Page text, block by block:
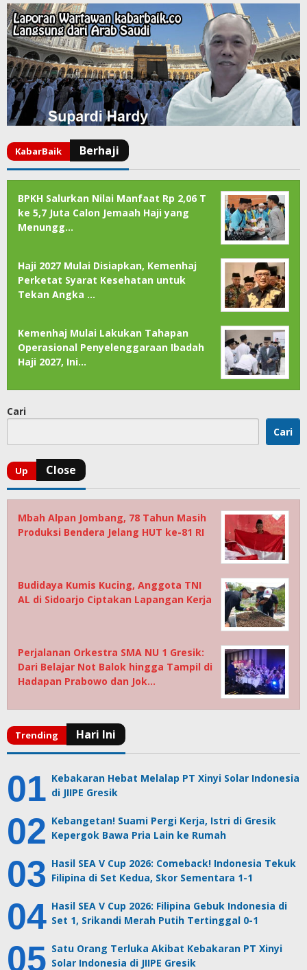
BPKH Salurkan Nilai Manfaat Rp 2,06 T
ke 5,7 Juta Calon Jemaah Haji yang
Menungg…
Haji 2027 Mulai Disiapkan, Kemenhaj
Perketat Syarat Kesehatan untuk
Tekan Angka …
Kemenhaj Mulai Lakukan Tahapan
Operasional Penyelenggaraan Ibadah
Haji 2027, Ini…
Cari
Cari
Mbah Alpan Jombang, 78 Tahun Masih
Produksi Bendera Jelang HUT ke-81 RI
Budidaya Kumis Kucing, Anggota TNI
AL di Sidoarjo Ciptakan Lapangan Kerja
Perjalanan Orkestra SMA NU 1 Gresik:
Dari Belajar Not Balok hingga Tampil di
Hadapan Prabowo dan Jok…
Kebakaran Hebat Melalap PT Xinyi Solar Indonesia
di JIIPE Gresik
Kebangetan! Suami Pergi Kerja, Istri di Gresik
Kepergok Bawa Pria Lain ke Rumah
Hasil SEA V Cup 2026: Comeback! Indonesia Tekuk
Filipina di Set Kedua, Skor Sementara 1-1
Hasil SEA V Cup 2026: Filipina Gebuk Indonesia di
Set 1, Srikandi Merah Putih Tertinggal 0-1
Satu Orang Terluka Akibat Kebakaran PT Xinyi
Solar Indonesia di JIIPE Gresik